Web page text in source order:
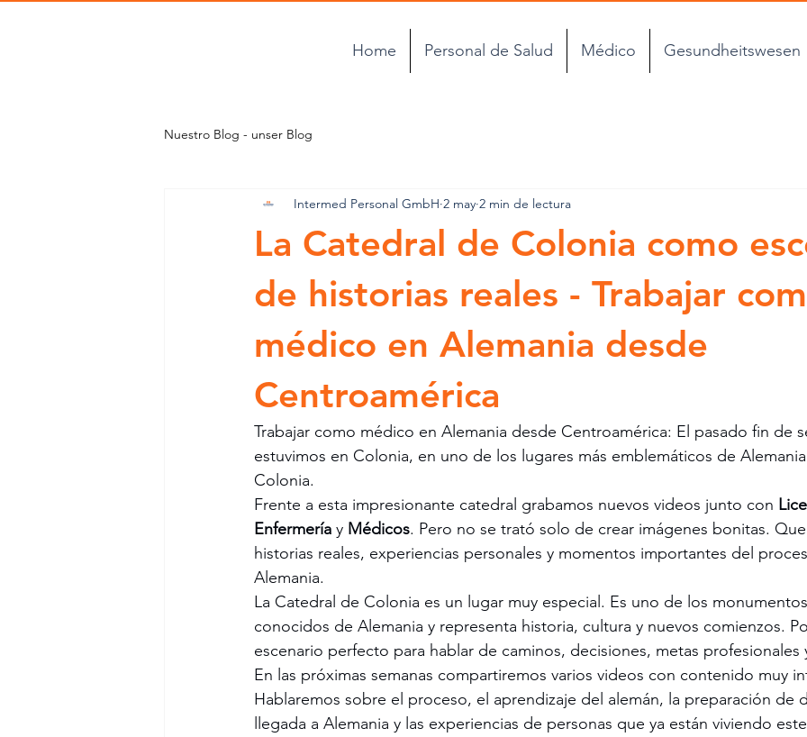
Home Personal de Salud Médico Gesundheitswesen
Nuestro Blog - unser Blog
La Catedral de Colonia como
de historias reales - Trabajar
médico en Alemania desde
Centroamérica
Intermed Personal GmbH 2 may 2 min de lectura
Trabajar como médico en Alemania desde Centroamérica: El pasado fin de
estuvimos en Colonia, en uno de los lugares más emblemáticos de
Colonia.
Frente a esta impresionante catedral grabamos nuevos videos junto con
Enfermería y Médicos. Pero no se trató solo de crear imágenes bonitas.
historias reales, experiencias personales y momentos importantes del
Alemania.
La Catedral de Colonia es un lugar muy especial. Es uno de los
conocidos de Alemania y representa historia, cultura y nuevos comienzos.
escenario perfecto para hablar de caminos, decisiones, metas profesionales
En las próximas semanas compartiremos varios videos con contenido muy
Hablaremos sobre el proceso, el aprendizaje del alemán, la preparación de
llegada a Alemania y las experiencias de personas que ya están viviendo